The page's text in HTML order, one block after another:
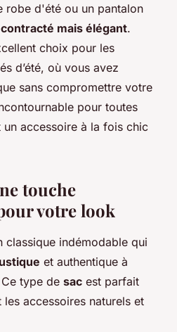
robe d'été ou un pantalon
mais élégant.
choix pour les
d’été, où vous avez
sans compromettre votre
pour toutes
accessoire à la fois chic
touche
votre look
classique indémodable qui
et authentique à
type de sac est parfait
accessoires naturels et